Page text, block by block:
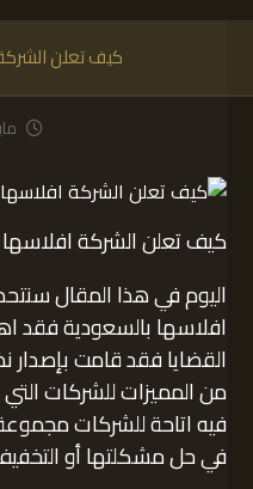
كيف تعلن
مايو
كيف تعلن الشركة
اليوم في هذا المقال
افلاسها بالسعودية فقد
القضايا فقد قامت بإصدار
من المميزات للشركات
فيه اتاحة للشركات
في حل مشكلتها أو